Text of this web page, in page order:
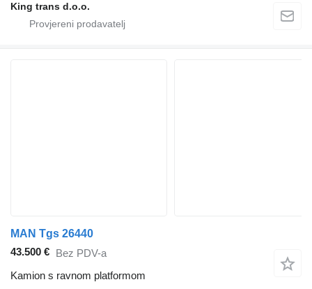
King trans d.o.o.
MAN Tgs 26440
43.500 € Bez PDV-a
Kamion s ravnom platformom